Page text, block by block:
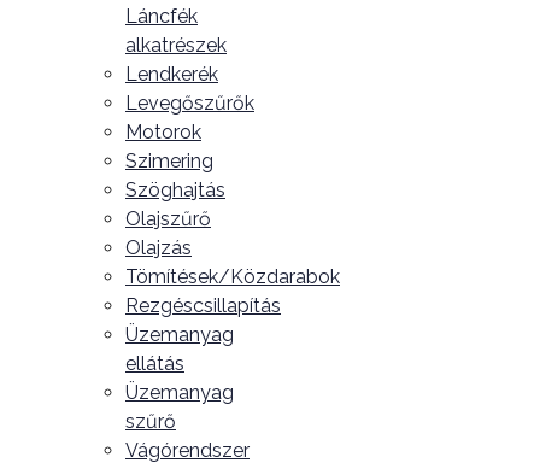
Láncfék
alkatrészek
Lendkerék
Levegőszűrők
Motorok
Szimering
Szöghajtás
Olajszűrő
Olajzás
Tömítések/Közdarabok
Rezgéscsillapítás
Üzemanyag
ellátás
Üzemanyag
szűrő
Vágórendszer